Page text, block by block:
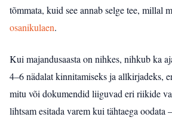
tõmmata, kuid see annab selge tee, millal
osanikulaen.
Kui majandusaasta on nihkes, nihkub ka
4–6 nädalat kinnitamiseks ja allkirjadeks,
mitu või dokumendid liiguvad eri riikide
lihtsam esitada varem kui tähtaega